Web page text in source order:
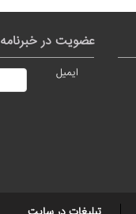
عضویت در خبرنامه
ایمیل